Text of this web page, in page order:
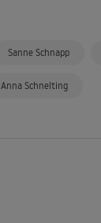
Sanne Schnapp
Anna Schnelting